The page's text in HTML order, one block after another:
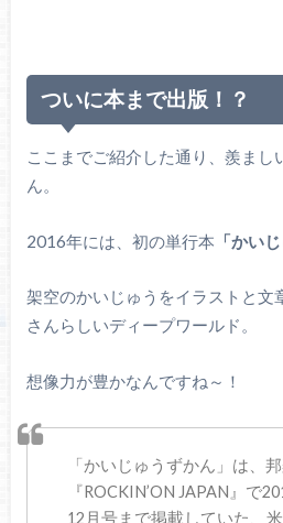
ついに本まで出版！？
ここまでご紹介した通り、羨まし
ん。
2016年には、初の単行本 「かい
架空のかいじゅうをイラストと文
さんらしいディープワールド。
想像力が豊かなんですね～！
「かいじゅうずかん」は、
『ROCKIN’ON JAPAN』で
12月号まで掲載していた、